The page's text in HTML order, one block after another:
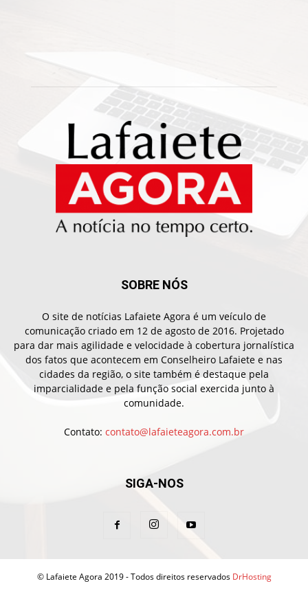
SOBRE NÓS
O site de notícias Lafaiete Agora é um veículo de
comunicação criado em 12 de agosto de 2016. Projetado
para dar mais agilidade e velocidade à cobertura jornalística
dos fatos que acontecem em Conselheiro Lafaiete e nas
cidades da região, o site também é destaque pela
imparcialidade e pela função social exercida junto à
comunidade.
Contato: contato@lafaieteagora.com.br
SIGA-NOS
© Lafaiete Agora 2019 - Todos direitos reservados DrHosting